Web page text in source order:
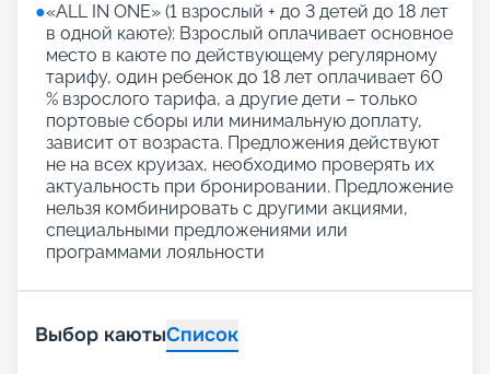
●«АLL IN ONE» (1 взрослый + до 3 детей до 18 лет
в одной каюте): Взрослый оплачивает основное
место в каюте по действующему регулярному
тарифу, один ребенок до 18 лет оплачивает 60
% взрослого тарифа, а другие дети – только
портовые сборы или минимальную доплату,
зависит от возраста. Предложения действуют
не на всех круизах, необходимо проверять их
актуальность при бронировании. Предложение
нельзя комбинировать с другими акциями,
специальными предложениями или
программами лояльности
Выбор каютыСписок